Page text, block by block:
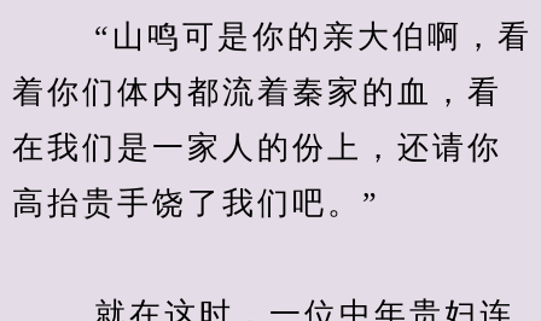
“山鸣可是你的亲大伯啊，看
着你们体内都流着秦家的血，看
在我们是一家人的份上，还请你
高抬贵手饶了我们吧。”